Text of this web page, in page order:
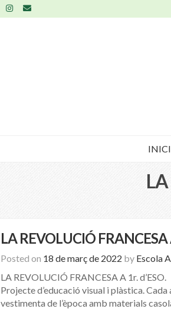
INICI
LA REVOLUCIÓ FRANCESA
Posted on 18 de març de 2022 by Escola
LA REVOLUCIÓ FRANCESA A 1r. d’ESO.
Projecte d’educació visual i plàstica.
vestimenta de l’època amb materials